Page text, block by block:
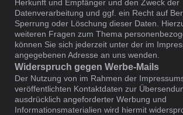
Herkunft und Empfänger und den Zweck der
Datenverarbeitung und ggf. ein Recht auf
Sperrung oder Löschung dieser Daten.
weiteren Fragen zum Thema
können Sie sich jederzeit unter der im
angegebenen Adresse an uns wenden.
Widerspruch gegen Werbe-Mails
Der Nutzung von im Rahmen der
veröffentlichten Kontaktdaten zur
ausdrücklich angeforderter Werbung und
Informationsmaterialien wird hiermit